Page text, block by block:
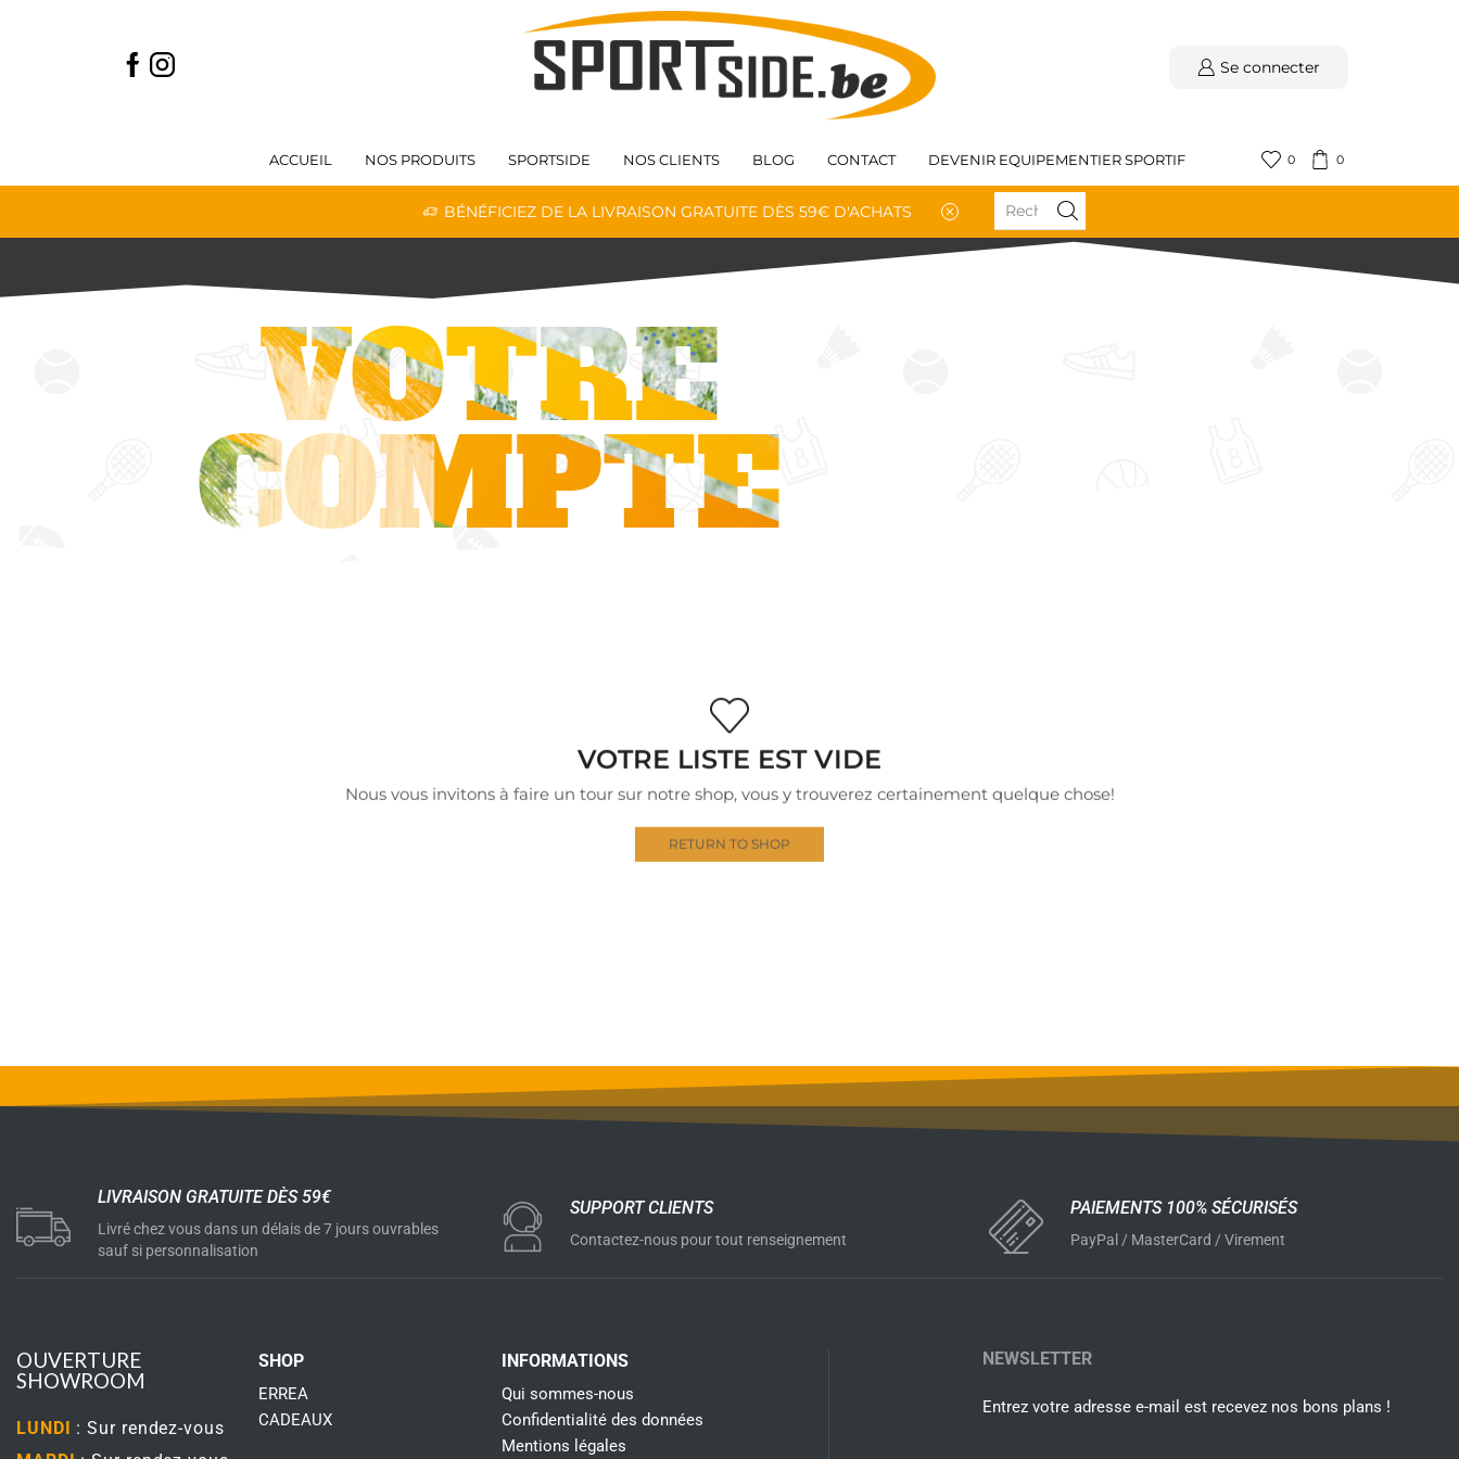
Se connecter
ACCUEIL NOS PRODUITS SPORTSIDE NOS CLIENTS BLOG CONTACT DEVENIR EQUIPEMENTIER SPORTIF 0 0
BÉNÉFICIEZ DE LA LIVRAISON GRATUITE DÈS 59€ D'ACHATS BÉNÉFICIEZ DE LA LIVRAISON GRATUITE DÈS 59€
VOTRE
COMPTE
VOTRE LISTE EST VIDE
Nous vous invitons à faire un tour sur notre shop, vous y trouverez certainement quelque chose!
RETURN TO SHOP
LIVRAISON GRATUITE DÈS 59€
Livré chez vous dans un délais de 7 jours ouvrables
sauf si personnalisation
SUPPORT CLIENTS
Contactez-nous pour tout renseignement
PAIEMENTS 100% SÉCURISÉS
PayPal / MasterCard / Virement
OUVERTURE
SHOWROOM
LUNDI
: Sur rendez-vous
SHOP
ERREA
CADEAUX
INFORMATIONS
Qui sommes-nous
Confidentialité des données
Mentions légales
NEWSLETTER
Entrez votre adresse e-mail est recevez nos bons plans !